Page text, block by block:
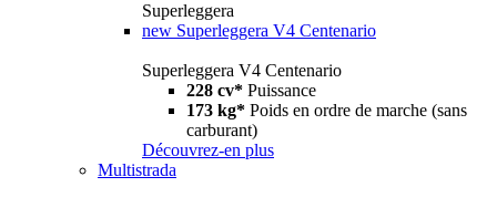
Superleggera
new Superleggera V4 Centenario
Superleggera V4 Centenario
228 cv* Puissance
173 kg* Poids en ordre de marche (sans
carburant)
Découvrez-en plus
Multistrada